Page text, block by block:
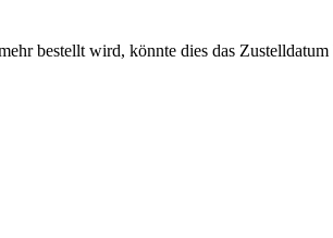
bestellt wird, könnte dies das Zustelldatum